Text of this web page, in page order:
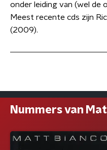
onder leiding van (wel de
Meest recente cds zijn
(2009).
Nummers van